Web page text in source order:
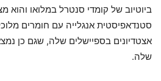
ביוטיוב של קומדי סנטרל במלואו והוא
סטנדאפיסטית אנגלייה עם חומרים
אצטדיונים בספיישלים שלה, שגם כן
שלה.